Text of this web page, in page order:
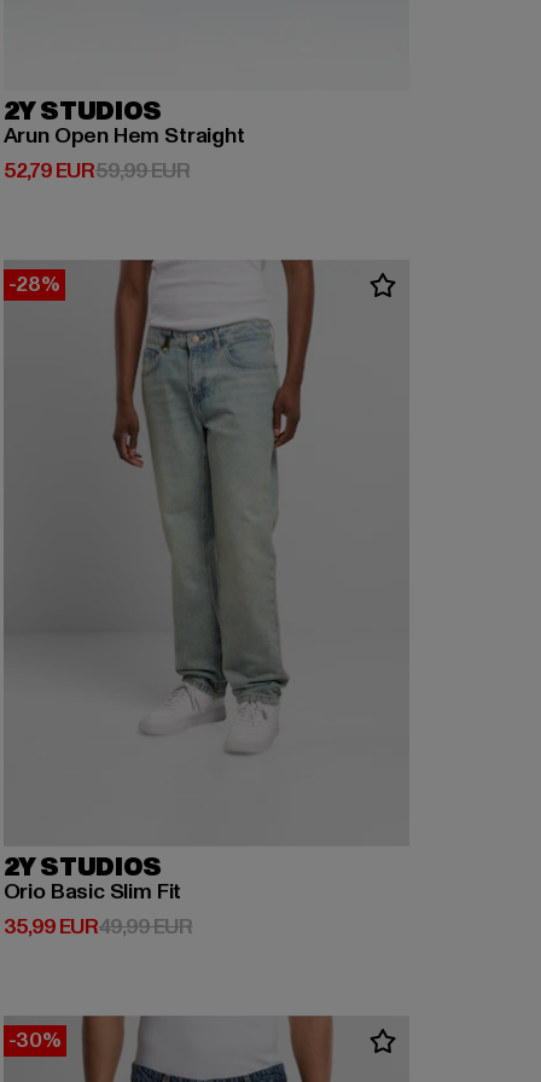
2Y STUDIOS
Arun Open Hem Straight
52,79 EUR
Derzeitiger Preis: 52,79 EUR
59,99 EURAktionspreis: 59,99 EUR
-28%
2Y STUDIOS
Orio Basic Slim Fit
35,99 EUR
Derzeitiger Preis: 35,99 EUR
49,99 EURAktionspreis: 49,99 EUR
-30%